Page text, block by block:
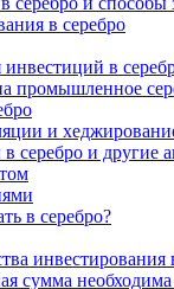
в серебро
в
промышленное
и
серебро и другие
в серебро?
инвестирования
сумма